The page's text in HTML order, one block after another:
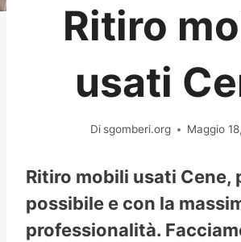
Ritiro
usati
Di sgomberi.org Maggio
Ritiro mobili usati Cene,
possibile e con la
professionalità.